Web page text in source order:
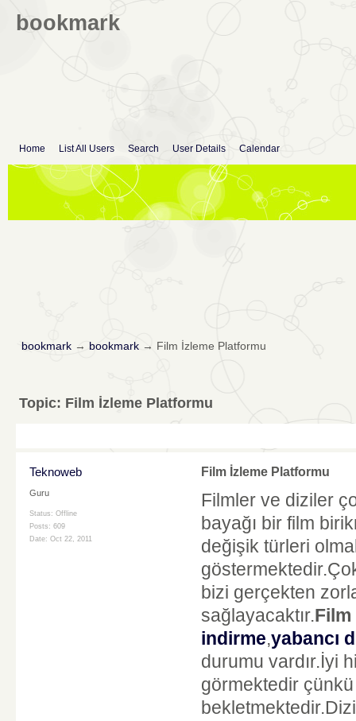
bookmark
Home List All Users Search User Details Calendar
bookmark→ bookmark→ Film İzleme Platformu
Topic: Film İzleme Platformu
Teknoweb
Guru
Status: Offline
Posts: 609
Date: Oct 22, 2011
Film İzleme Platformu
Filmler ve diziler
bayağı bir film
değişik türleri
bizi gerçekten
sağlayacaktır.
indirme,yabancı
durumu vardır.İyi
görmektedir